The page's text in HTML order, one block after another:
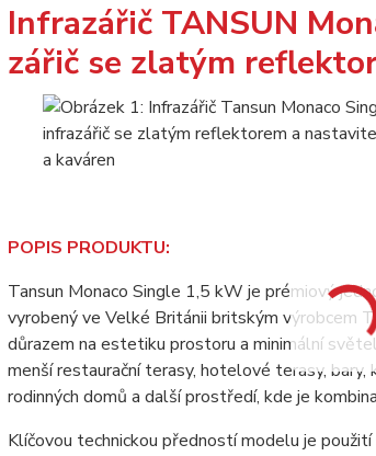
Infrazářič TANSUN
zářič se zlatým
POPIS PRODUKTU:
Tansun Monaco Single 1,5 kW je prémiový
vyrobený ve Velké Británii britským výrobcem
důrazem na estetiku prostoru a minimální
menší restaurační terasy, hotelové terasy,
rodinných domů a další prostředí, kde je
Klíčovou technickou předností modelu je